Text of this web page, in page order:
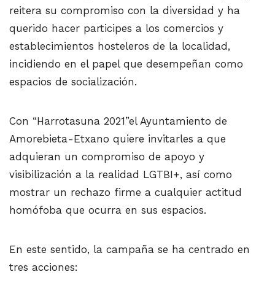
reitera su compromiso con la diversidad y ha
querido hacer participes a los comercios y
establecimientos hosteleros de la localidad,
incidiendo en el papel que desempeñan como
espacios de socialización.
Con “Harrotasuna 2021”el Ayuntamiento de
Amorebieta-Etxano quiere invitarles a que
adquieran un compromiso de apoyo y
visibilización a la realidad LGTBI+, así como
mostrar un rechazo firme a cualquier actitud
homófoba que ocurra en sus espacios.
En este sentido, la campaña se ha centrado en
tres acciones: